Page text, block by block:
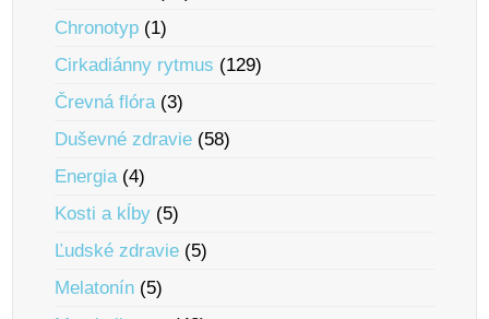
Chronotyp (1)
Cirkadiánny rytmus (129)
Črevná flóra(3)
Duševné zdravie (58)
Energia(4)
Kosti a kĺby (5)
Ľudské zdravie (5)
Melatonín (5)